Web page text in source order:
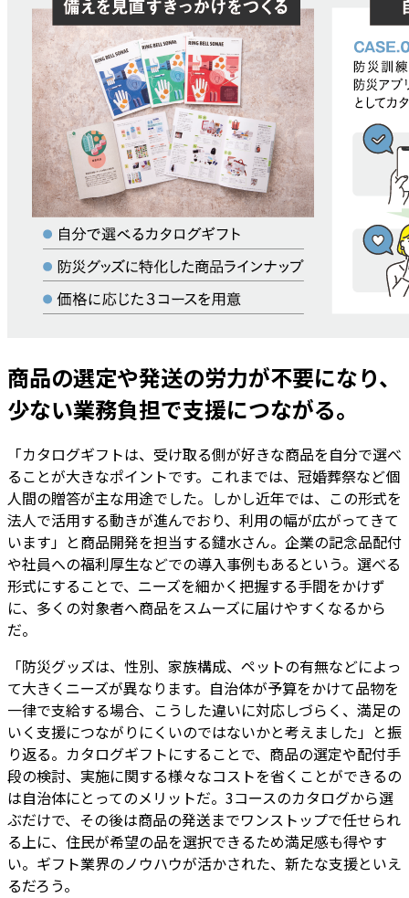
商品の選定や発送の労力が不要になり、
少ない業務負担で支援につながる。
「カタログギフトは、受け取る側が好きな商品を自分で選べ
ることが大きなポイントです。これまでは、冠婚葬祭など個
人間の贈答が主な用途でした。しかし近年では、この形式を
法人で活用する動きが進んでおり、利用の幅が広がってきて
います」と商品開発を担当する鑓水さん。企業の記念品配付
や社員への福利厚生などでの導入事例もあるという。選べる
形式にすることで、ニーズを細かく把握する手間をかけず
に、多くの対象者へ商品をスムーズに届けやすくなるから
だ。
「防災グッズは、性別、家族構成、ペットの有無などによっ
て大きくニーズが異なります。自治体が予算をかけて品物を
一律で支給する場合、こうした違いに対応しづらく、満足の
いく支援につながりにくいのではないかと考えました」と振
り返る。カタログギフトにすることで、商品の選定や配付手
段の検討、実施に関する様々なコストを省くことができるの
は自治体にとってのメリットだ。3コースのカタログから選
ぶだけで、その後は商品の発送までワンストップで任せられ
る上に、住民が希望の品を選択できるため満足感も得やす
い。ギフト業界のノウハウが活かされた、新たな支援といえ
るだろう。